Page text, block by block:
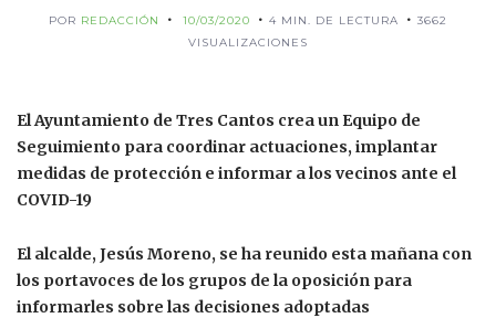
POR REDACCIÓN 10/03/2020 4 MIN. DE LECTURA
3662
VISUALIZACIONES
El Ayuntamiento de Tres Cantos crea un Equipo de
Seguimiento para coordinar actuaciones, implantar
medidas de protección e informar a los vecinos ante el
COVID-19
El alcalde, Jesús Moreno, se ha reunido esta mañana con
los portavoces de los grupos de la oposición para
informarles sobre las decisiones adoptadas